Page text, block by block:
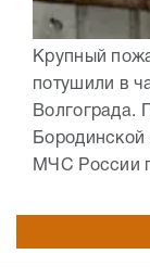
Крупный
потушили в
Волгограда.
МЧС России